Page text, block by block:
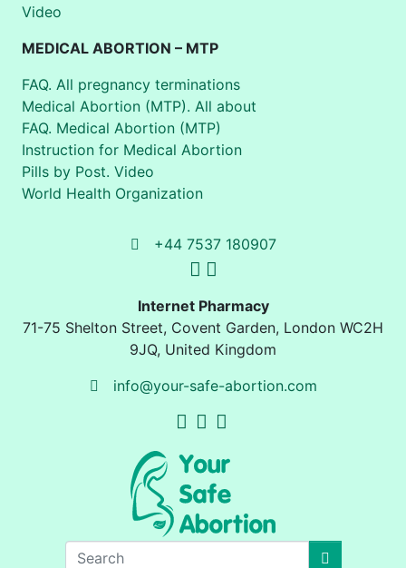
Video
MEDICAL ABORTION – MTP
FAQ. All pregnancy terminations
Medical Abortion (MTP). All about
FAQ. Medical Abortion (MTP)
Instruction for Medical Abortion
Pills by Post. Video
World Health Organization
+44 7537 180907
Internet Pharmacy
71-75 Shelton Street, Covent Garden, London WC2H
9JQ, United Kingdom
info@your-safe-abortion.com